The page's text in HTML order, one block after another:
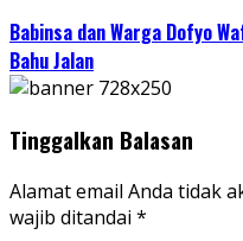
Babinsa dan Warga Dofyo
Bahu Jalan
Tinggalkan Balasan
Alamat email Anda tidak
wajib ditandai *